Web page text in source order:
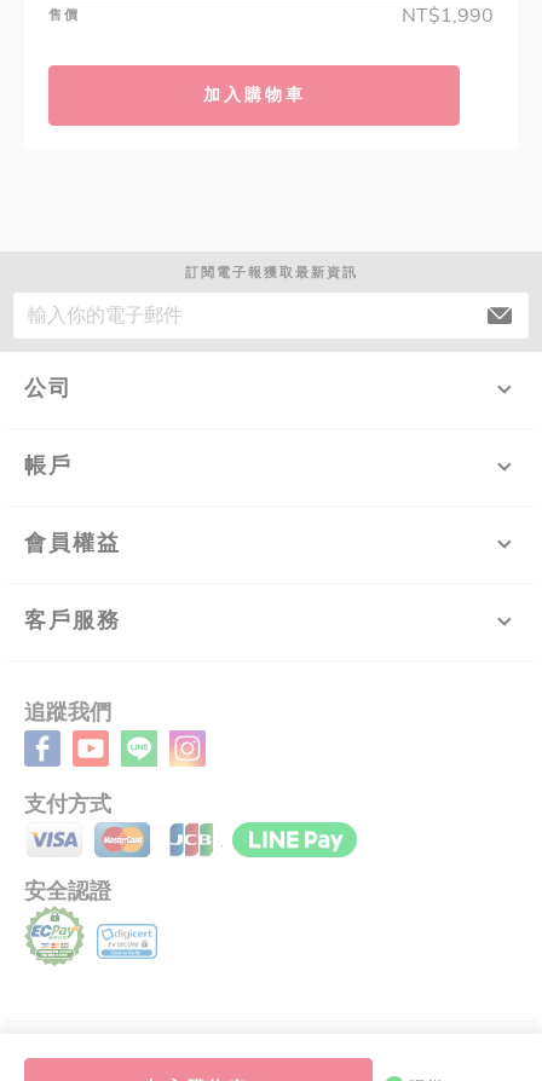
售價 NT$1,990
加入購物車
訂閱電子報獲取最新資訊
公司
帳戶
會員權益
客戶服務
追蹤我們
支付方式
安全認證
©2026新加坡商利維喜開發股份有限公司台灣分公司 版權所有 .
DISTRIBUTION PTE. LTD. TAIWAN BRANCH. ALL RIGHTS RESERVED.